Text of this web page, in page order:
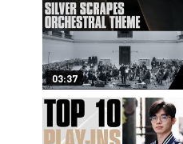
03:37